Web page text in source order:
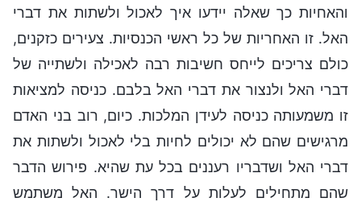
והאחיות כך שאלה יידעו איך לאכול ולשתות את דברי
האל. זו האחריות של כל ראשי הכנסיות. צעירים כזקנים,
כולם צריכים לייחס חשיבות רבה לאכילה ולשתייה של
דברי האל ולנצור את דברי האל בלבם. כניסה למציאות
זו משמעותה כניסה לעידן המלכות. כיום, רוב בני האדם
מרגישים שהם לא יכולים לחיות בלי לאכול ולשתות את
דברי האל ושדבריו רעננים בכל עת שהיא. פירוש הדבר
שהם מתחילים לעלות על דרך הישר. האל משתמש